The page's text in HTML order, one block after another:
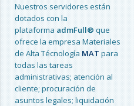
Nuestros servidores están
dotados con la
plataforma admFull® que
ofrece la empresa Materiales
de Alta Técnología MAT para
todas las tareas
administrativas; atención al
cliente; procuración de
asuntos legales; liquidación